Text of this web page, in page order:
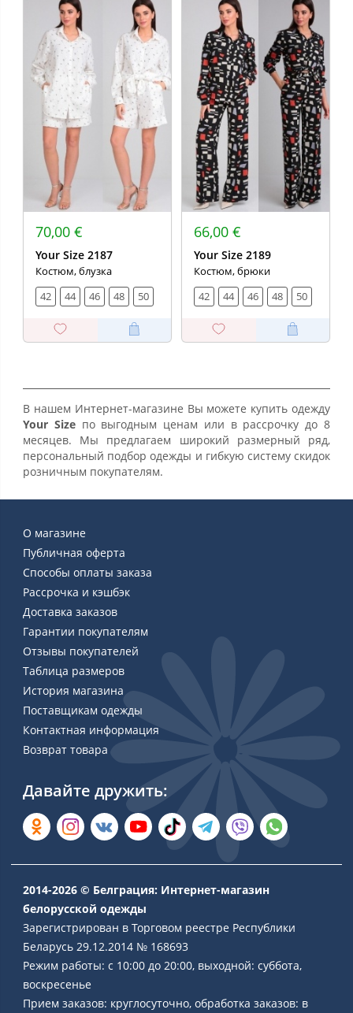
70,00 €
Your Size 2187
Костюм, блузка
42
44 46 48 50
66,00 €
Your Size 2189
Костюм, брюки
42
44 46 48 50
В нашем Интернет-магазине Вы можете купить одежду
Your Sizeпо выгодным ценам или в рассрочку до 8
месяцев. Мы предлагаем широкий размерный ряд,
персональный подбор одежды и гибкую систему скидок
розничным покупателям.
О магазине
Публичная оферта
Способы оплаты заказа
Рассрочка и кэшбэк
Доставка заказов
Гарантии покупателям
Отзывы покупателей
Таблица размеров
История магазина
Поставщикам одежды
Контактная информация
Возврат товара
Давайте дружить:
2014-2026 © Белграция: Интернет-магазин
белорусской одежды
Зарегистрирован в Торговом реестре Республики
Беларусь 29.12.2014 № 168693
Режим работы: с 10:00 до 20:00, выходной: суббота,
воскресенье
Прием заказов: круглосуточно, обработка заказов: в